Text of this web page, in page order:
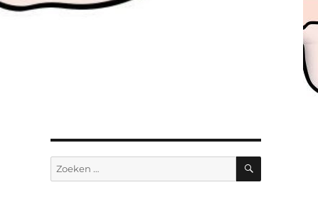
Zoeken
naar:
ZOEKEN